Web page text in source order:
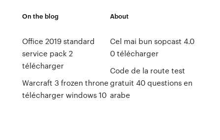
On the blog
Office 2019 standard
service pack 2
télécharger
Warcraft 3 frozen throne
télécharger windows 10
About
Cel mai bun sopcast 4.0
0 télécharger
Code de la route test
gratuit 40 questions en
arabe